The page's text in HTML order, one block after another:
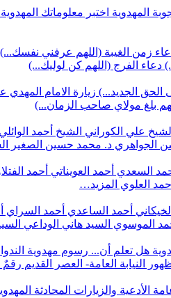
المهدوية اختبر معلوماتك المهدوية
زمن الغيبة (اللهم عرفني نفسك...)
دعاء الفرج (اللهم كن لوليك...)
الحق الجديد...) زيارة الامام المهدي
بلغ مولاي صاحب الزمان...)
الشيخ علي الكوراني الشيخ أحمد الوائلي
الجواهري د. محمد حسين الصغير
السعدي أحمد العويناتي أحمد
العلوي المزيد…
أحمد الساعدي أحمد السراي
الموسوي السيد هاني الوداعي
هل تعلم أن... رسوم مهدوية
النيابة العامة- العصر القديم رقمٌ
الأدعية والزيارات المحادثة